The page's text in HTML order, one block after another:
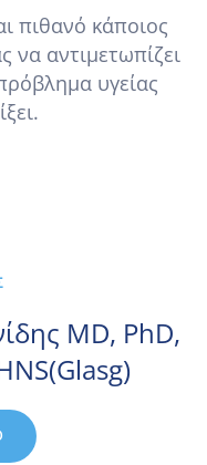
πιθανό κάποιος
αντιμετωπίζει
υγείας
MD, PhD,